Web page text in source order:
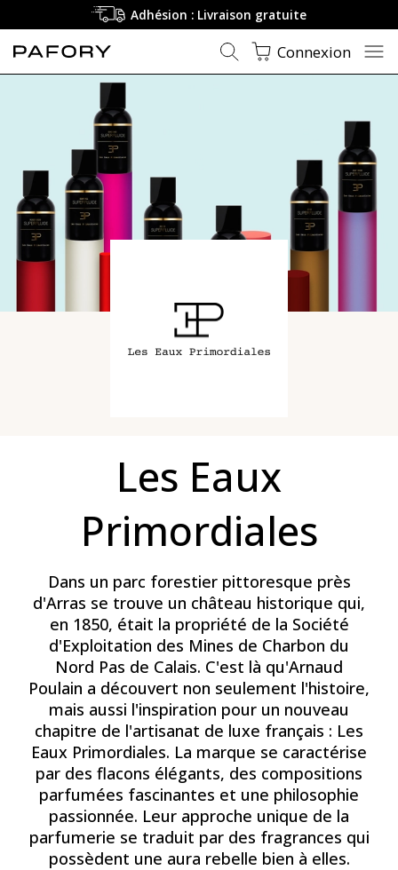
Adhésion : Livraison gratuite
Connexion
Les Eaux
Primordiales
Dans un parc forestier pittoresque près
d'Arras se trouve un château historique qui,
en 1850, était la propriété de la Société
d'Exploitation des Mines de Charbon du
Nord Pas de Calais. C'est là qu'Arnaud
Poulain a découvert non seulement l'histoire,
mais aussi l'inspiration pour un nouveau
chapitre de l'artisanat de luxe français : Les
Eaux Primordiales. La marque se caractérise
par des flacons élégants, des compositions
parfumées fascinantes et une philosophie
passionnée. Leur approche unique de la
parfumerie se traduit par des fragrances qui
possèdent une aura rebelle bien à elles.